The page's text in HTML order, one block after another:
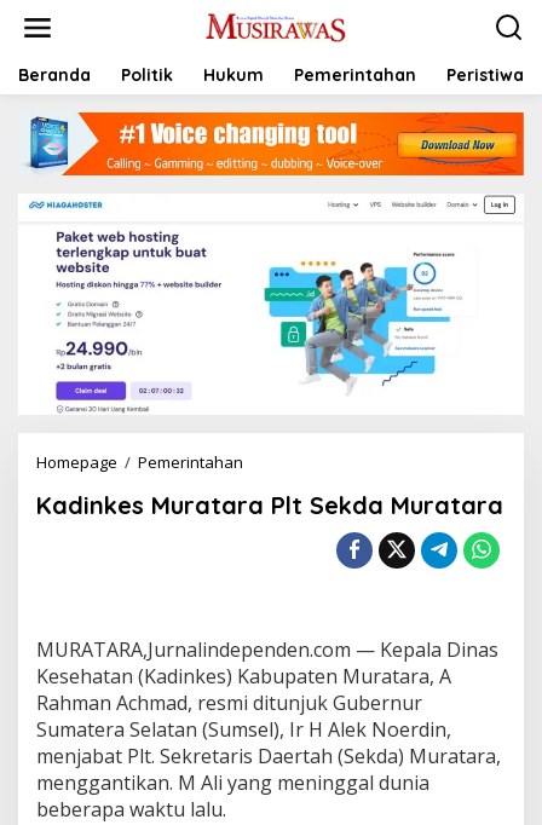
t
Beranda Politik Hukum Pemerintahan Peristiwa
Homepage / Pemerintahan
d
u
r
a
t
r
a
Kadinkes Muratara Plt Sekda Muratara
MURATARA,Jurnalindependen.com — Kepala Dinas
Kesehatan (Kadinkes) Kabupaten Muratara, A
Rahman Achmad, resmi ditunjuk Gubernur
Sumatera Selatan (Sumsel), Ir H Alek Noerdin,
menjabat Plt. Sekretaris Daertah (Sekda) Muratara,
menggantikan. M Ali yang meninggal dunia
beberapa waktu lalu.